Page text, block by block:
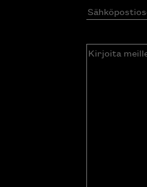
Kirjoita